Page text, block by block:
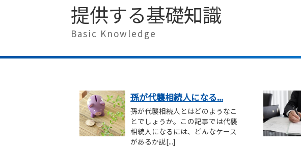
提供する基礎知識
Basic Knowledge
孫が代襲相続人になる...
孫が代襲相続人とはどのようなこ
とでしょうか。この記事では代襲
相続人になるには、どんなケース
があるか説[...]